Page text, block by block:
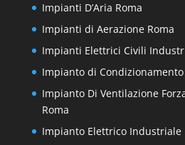
Impianti D’Aria Roma
Impianti di Aerazione Roma
Impianti Elettrici Civili
Impianto di Condizionamento
Impianto Di Ventilazione
Roma
Impianto Elettrico Industriale